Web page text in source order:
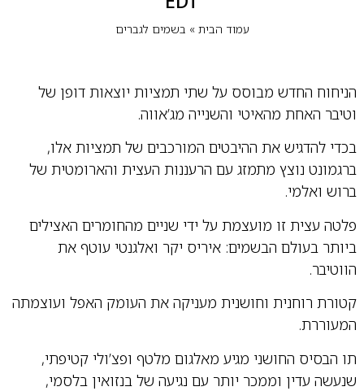
עמוד הבית» בשמים לגברים
הניחוח החדש מבוסס על שתי תמציות יוצאות דופן של
וטיבר האחת מהאיטי והשנייה מג’אווה.
בכדי להדגיש את ההיבטים המורכבים של תמציות אלו,
ברגמונט נוצץ מתמזג עם הרעננות העצית והארומטית של
ברוש ואלמי.
פלטה עצית זו מועצמת על ידי שניים מהחומרים האצילים
ביותר בעולם הבשמים: איריס יקר ואלגנטי עוטף את
הווטיבר.
קטורת רוחנית וחושנית מעניקה את העומק האפל ועוצמתה
המעוררת.
תו הבסיס החושני מגיע מאלגום מלטף ופצ’ולי קטיפתי,
שנעשה עדין וממכר יותר עם נגיעה של בנזואין בלסמי,